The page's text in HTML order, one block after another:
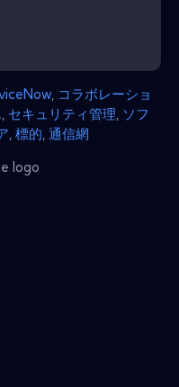
コラボレーショ
セキュリティ管理 ソフ
標的 通信網